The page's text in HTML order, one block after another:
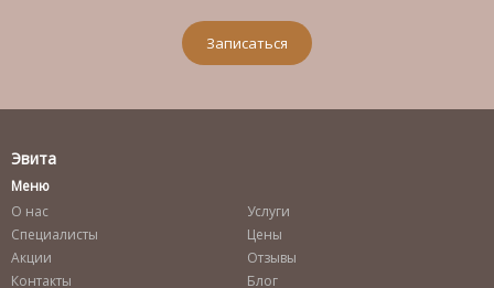
Записаться
Эвита
Меню
О нас
Услуги
Специалисты
Цены
Акции
Отзывы
Контакты
Блог